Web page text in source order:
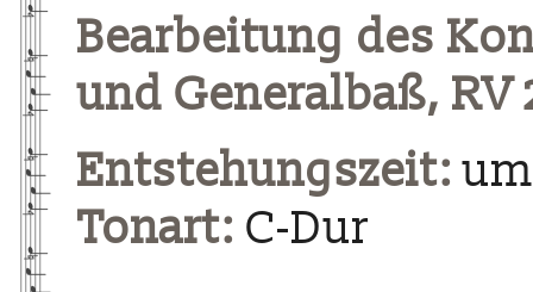
Bearbeitung des
und Generalbaß,
Entstehungszeit: um
Tonart: C-Dur